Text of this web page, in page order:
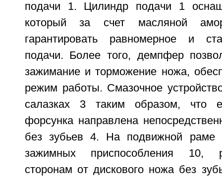
подачи 1. Цилиндр подачи 1
который за счет масляной
гарантировать равномерное и
подачи. Более того, демпфер
зажимание и торможение ножа,
режим работы. Смазочное
салазках 3 таким образом, что
форсунка направлена
без зубьев 4. На подвижной раме
зажимных приспособления 10,
сторонам от дискового ножа без